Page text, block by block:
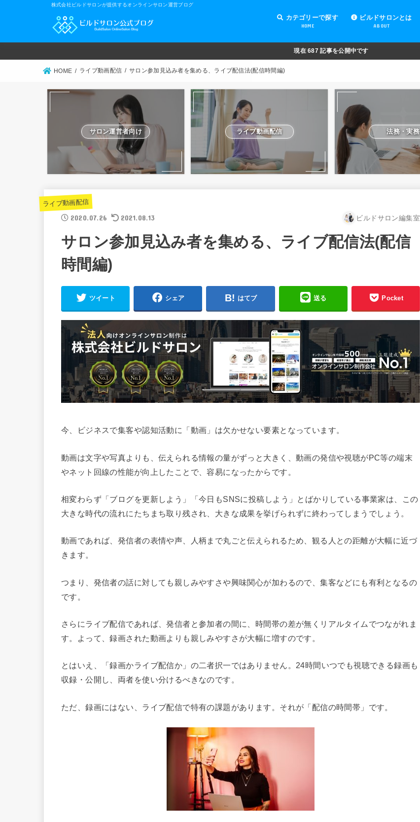
株式会社ビルドサロンが提供するオンラインサロン運営ブログ
カテゴリーで探す
HOME
オンラインサロンの運営
オンラインサロンの集客
オンラインサロンの紹介
オンラインサロンの活用
法務・実務
ライブ動画配信
動画制作・編集
セキュリティ対策
Facebook運営
会費設定
オンラインサロンの開設準備
道具・機材紹介と解説
NFT
ビルドサロンとは
ABOUT
現在687 記事を公開中です
HOME ライブ動画配信 サロン参加見込み者を集める、ライブ配信法(配信時間編)
サロン運営者向け ライブ動画配信 法務・実務
ライブ動画配信
2020.07.26 2021.08.13 ビルドサロン編集室
サロン参加見込み者を集める、ライブ配信法(配信
時間編)
ツイート シェア はてブ 送る Pocket
今、ビジネスで集客や認知活動に「動画」は欠かせない要素となっています。
動画は文字や写真よりも、伝えられる情報の量がずっと大きく、動画の発信や視聴がPC等の端末
やネット回線の性能が向上したことで、容易になったからです。
相変わらず「ブログを更新しよう」「今日もSNSに投稿しよう」とばかりしている事業家は、この
大きな時代の流れにたちまち取り残され、大きな成果を挙げられずに終わってしまうでしょう。
動画であれば、発信者の表情や声、人柄まで丸ごと伝えられるため、観る人との距離が大幅に近づ
きます。
つまり、発信者の話に対しても親しみやすさや興味関心が加わるので、集客などにも有利となるの
です。
さらにライブ配信であれば、発信者と参加者の間に、時間帯の差が無くリアルタイムでつながれま
す。よって、録画された動画よりも親しみやすさが大幅に増すのです。
とはいえ、「録画かライブ配信か」の二者択一ではありません。24時間いつでも視聴できる録画も
収録・公開し、両者を使い分けるべきなのです。
ただ、録画にはない、ライブ配信で特有の課題があります。それが「配信の時間帯」です。